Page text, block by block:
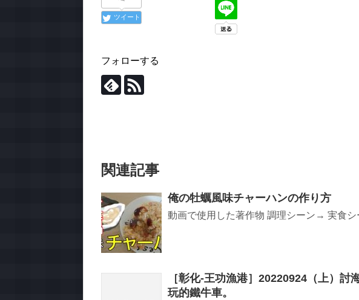
ツイート
フォローする
関連記事
俺の牡蠣風味チャーハンの作り方
動画で使用した著作物 調理シーン→ 実食
［彰化-王功漁港］20220924（上）討
玩的鐵牛車。